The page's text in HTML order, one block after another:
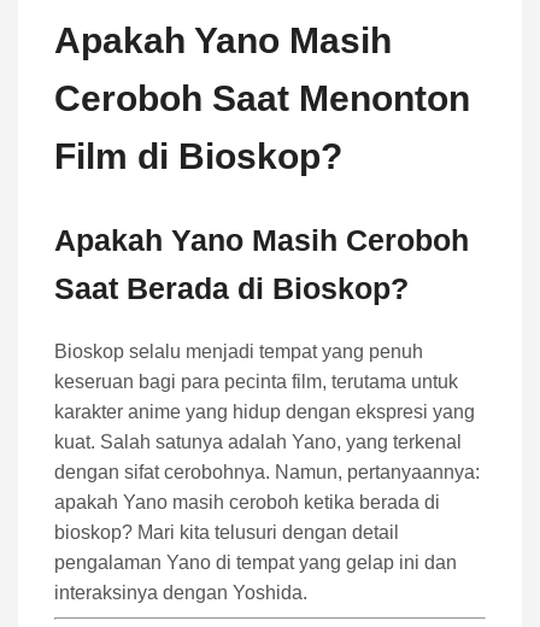
Apakah Yano Masih
Ceroboh Saat Menonton
Film di Bioskop?
Apakah Yano Masih Ceroboh
Saat Berada di Bioskop?
Bioskop selalu menjadi tempat yang penuh
keseruan bagi para pecinta film, terutama untuk
karakter anime yang hidup dengan ekspresi yang
kuat. Salah satunya adalah Yano, yang terkenal
dengan sifat cerobohnya. Namun, pertanyaannya:
apakah Yano masih ceroboh ketika berada di
bioskop? Mari kita telusuri dengan detail
pengalaman Yano di tempat yang gelap ini dan
interaksinya dengan Yoshida.